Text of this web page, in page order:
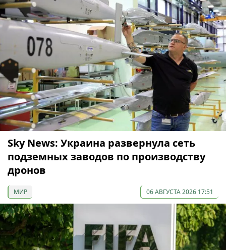
Sky News: Украина развернула сеть
подземных заводов по производству
дронов
МИР 06 АВГУСТА 2026 17:51